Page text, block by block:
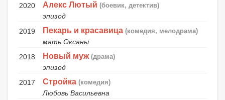
2020 Алекс Лютый (боевик, детектив)
эпизод
2019
Пекарь и красавица (комедия, мелодрама)
мать Оксаны
2018
Новый муж (драма)
эпизод
2017
Стройка (комедия)
Любовь Васильевна